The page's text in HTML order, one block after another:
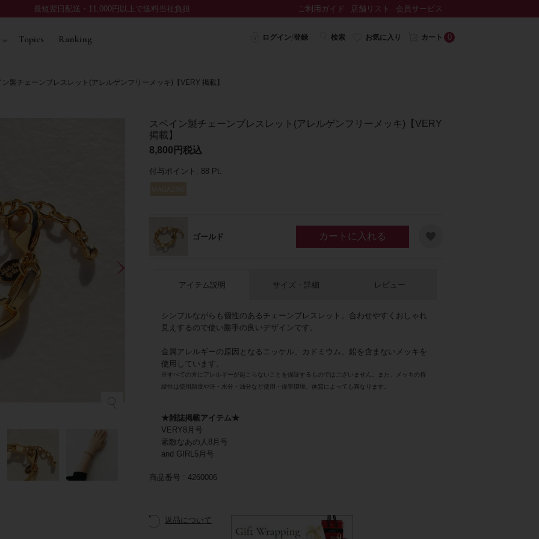
最短翌日配送・11,000円以上で送料当社負担 ご利用ガイド 店舗リスト 会員サービス
Topics Ranking ログイン/登録 検索 お気に入り カート 0
製チェーンブレスレット(アレルゲンフリーメッキ)【VERY 掲載】
スペイン製チェーンブレスレット(アレルゲンフリーメッキ)【VERY
掲載】
8,800
税込
付与ポイント: 88 Pt.
ゴールド カートに入れる
アイテム説明
シンプルながらも個性のあるチェーンブレスレット。合わせやすくおしゃれ
見えするので使い勝手の良いデザインです。
金属アレルギーの原因となるニッケル、カドミウム、鉛を含まないメッキを
使用しています。
※すべての方にアレルギーが起こらないことを保証するものではございません。また、メッキの持
続性は使用頻度や汗・水分・油分など使用・保管環境、体質によっても異なります。
★雑誌掲載アイテム★
VERY8月号
素敵なあの人8月号
and GIRL5月号
サイズ・詳細 レビュー
商品番号 4260006
返品について